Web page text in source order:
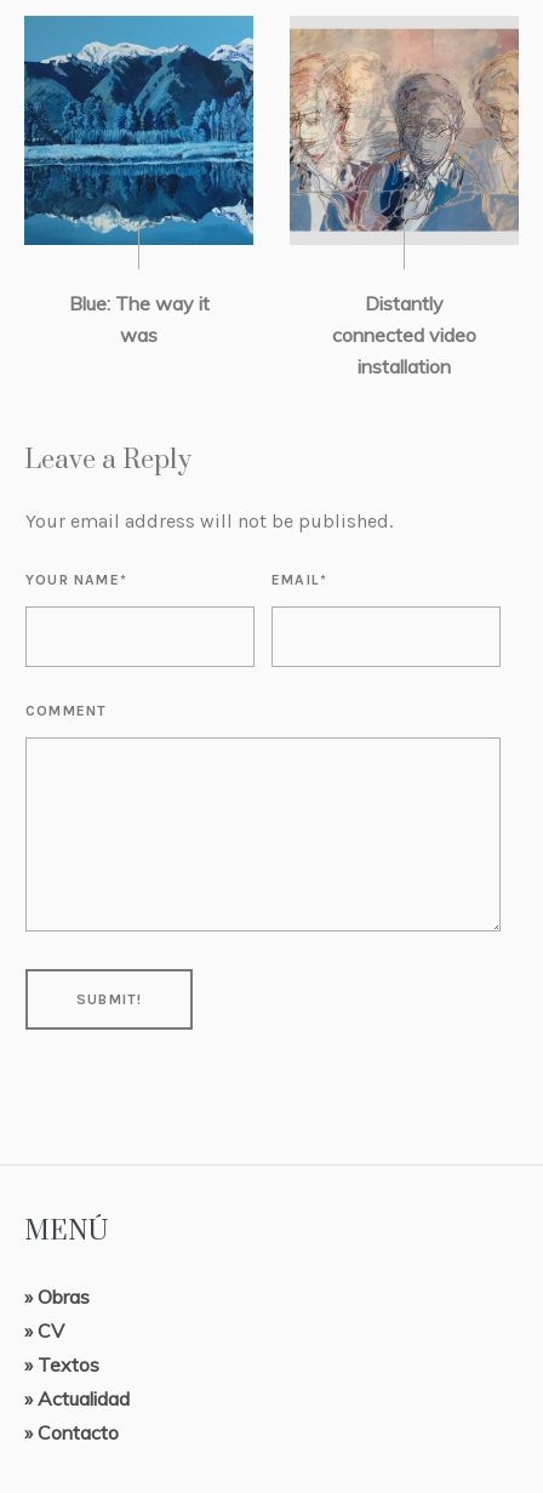
Blue: The way it
was
Distantly
connected video
installation
Leave a Reply
Your email address will not be published.
YOUR NAME* EMAIL*
COMMENT
MENÚ
» Obras
» CV
» Textos
» Actualidad
» Contacto